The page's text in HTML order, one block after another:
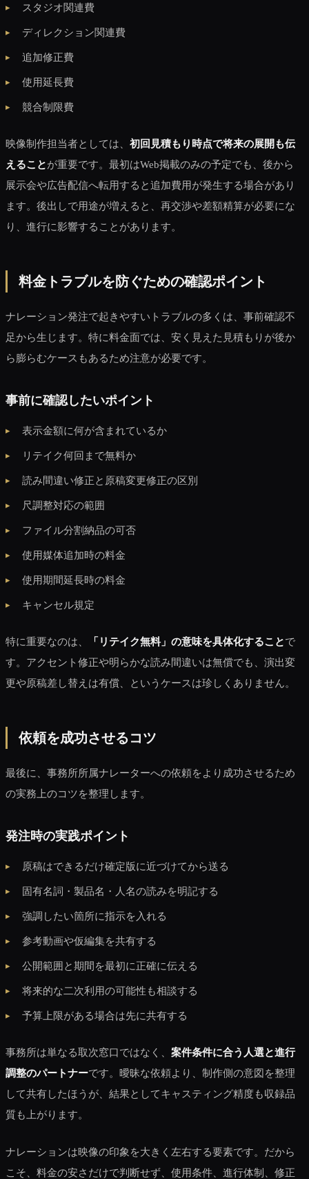
スタジオ関連費
ディレクション関連費
追加修正費
使用延長費
競合制限費
映像制作担当者としては、 初回見積もり時点で将来の展開も伝
えることが重要です。最初はWeb掲載のみの予定でも、後から
展示会や広告配信へ転用すると追加費用が発生する場合があり
ます。後出しで用途が増えると、再交渉や差額精算が必要にな
り、進行に影響することがあります。
料金トラブルを防ぐための確認ポイント
ナレーション発注で起きやすいトラブルの多くは、事前確認不
足から生じます。特に料金面では、安く見えた見積もりが後か
ら膨らむケースもあるため注意が必要です。
事前に確認したいポイント
表示金額に何が含まれているか
リテイク何回まで無料か
読み間違い修正と原稿変更修正の区別
尺調整対応の範囲
ファイル分割納品の可否
使用媒体追加時の料金
使用期間延長時の料金
キャンセル規定
特に重要なのは、 「リテイク無料」の意味を具体化することで
す。アクセント修正や明らかな読み間違いは無償でも、演出変
更や原稿差し替えは有償、というケースは珍しくありません。
依頼を成功させるコツ
最後に、事務所所属ナレーターへの依頼をより成功させるため
の実務上のコツを整理します。
発注時の実践ポイント
原稿はできるだけ確定版に近づけてから送る
固有名詞・製品名・人名の読みを明記する
強調したい箇所に指示を入れる
参考動画や仮編集を共有する
公開範囲と期間を最初に正確に伝える
将来的な二次利用の可能性も相談する
予算上限がある場合は先に共有する
事務所は単なる取次窓口ではなく、 案件条件に合う人選と進行
調整のパートナーです。曖昧な依頼より、制作側の意図を整理
して共有したほうが、結果としてキャスティング精度も収録品
質も上がります。
ナレーションは映像の印象を大きく左右する要素です。だから
こそ、料金の安さだけで判断せず、使用条件、進行体制、修正